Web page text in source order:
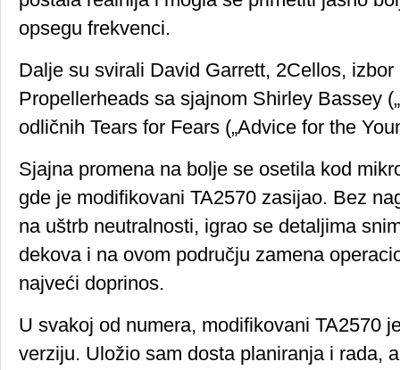
opsegu frekvenci.
Dalje su svirali David Garrett, 2Cellos,
Propellerheads sa sjajnom Shirley Bassey
odličnih Tears for Fears („Advice for the
Sjajna promena na bolje se osetila kod
gde je modifikovani TA2570 zasijao. Bez
na uštrb neutralnosti, igrao se detaljima
dekova i na ovom području zamena
najveći doprinos.
U svakoj od numera, modifikovani TA2570
verziju. Uložio sam dosta planiranja i rada,